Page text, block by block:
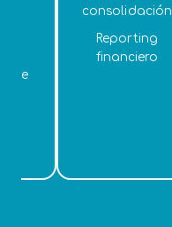
de
consolidación
Reporting
financiero